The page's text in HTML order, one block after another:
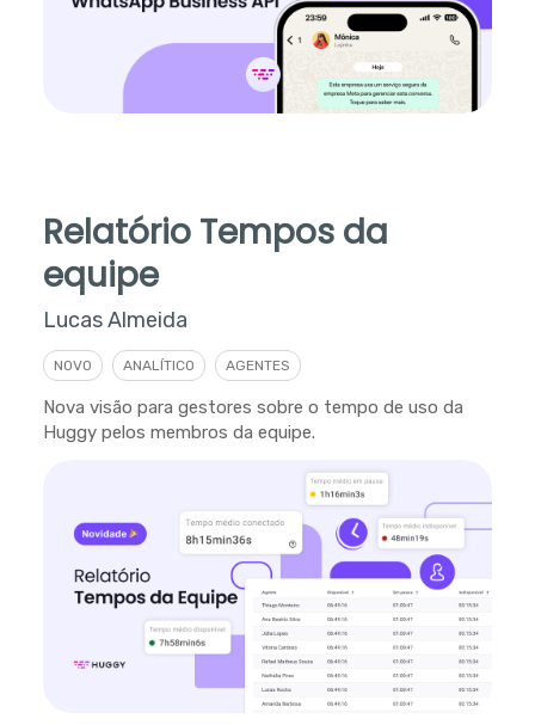
Relatório Tempos da
equipe
Lucas Almeida
NOVO ANALÍTICO AGENTES
Nova visão para gestores sobre o tempo de uso da
Huggy pelos membros da equipe.